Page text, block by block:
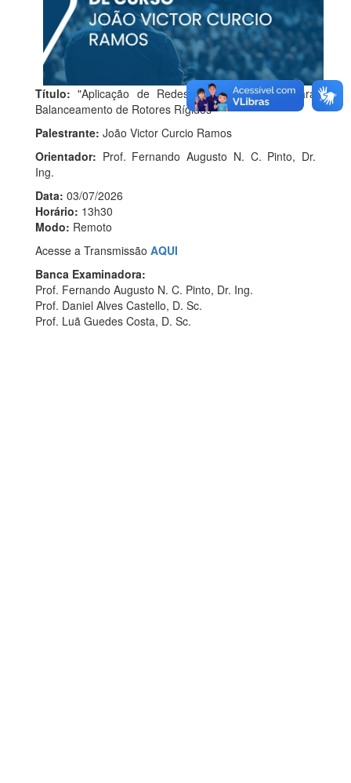
Título: "Aplicação de Redes Neurais Artificiais para
Balanceamento de Rotores Rígidos"
Palestrante: João Victor Curcio Ramos
Orientador: Prof. Fernando Augusto N. C. Pinto, Dr.
Ing.
Data: 03/07/2026
Horário: 13h30
Modo: Remoto
Acesse a Transmissão AQUI
Banca Examinadora:
Prof. Fernando Augusto N. C. Pinto, Dr. Ing.
Prof. Daniel Alves Castello, D. Sc.
Prof. Luã Guedes Costa, D. Sc.